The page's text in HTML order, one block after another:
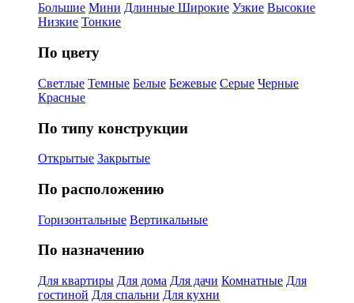
Большие Мини Длинные Широкие Узкие Высокие
Низкие Тонкие
По цвету
Светлые Темные Белые Бежевые Серые Черные
Красные
По типу конструкции
Открытые Закрытые
По расположению
Горизонтальные Вертикальные
По назначению
Для квартиры Для дома Для дачи Комнатные Для
гостиной Для спальни Для кухни